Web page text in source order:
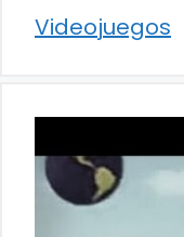
Videojuegos